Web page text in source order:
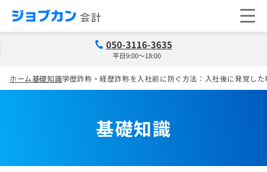
050-3116-3635
平日9:00～18:00
ホーム基礎知識学歴詐称・経歴詐称を入社前に防ぐ方法：入社後に発覚し
基礎知識